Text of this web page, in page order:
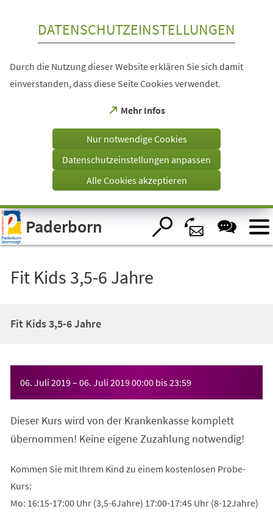
Visuelle
Assistenzsoftware
öffnen.
DATENSCHUTZEINSTELLUNGEN
Durch die Nutzung dieser Website erklären Sie sich damit
einverstanden, dass diese Seite Cookies verwendet.
Mehr Infos
(Öffnet
einem
Tab)
Nur notwendige Cookies
Datenschutzeinstellungen anpassen
Alle Cookies akzeptieren
Paderborn
Fit Kids 3,5-6 Jahre
Fit Kids 3,5-6 Jahre
06. Juli 2019– 06. Juli 201900:00 bis23:59
Dieser Kurs wird von der Krankenkasse komplett
übernommen! Keine eigene Zuzahlung notwendig!
Kommen Sie mit Ihrem Kind zu einem kostenlosen Probe-
Kurs:
Mo: 16:15-17:00 Uhr (3,5-6Jahre) 17:00-17:45 Uhr (8-12Jahre)